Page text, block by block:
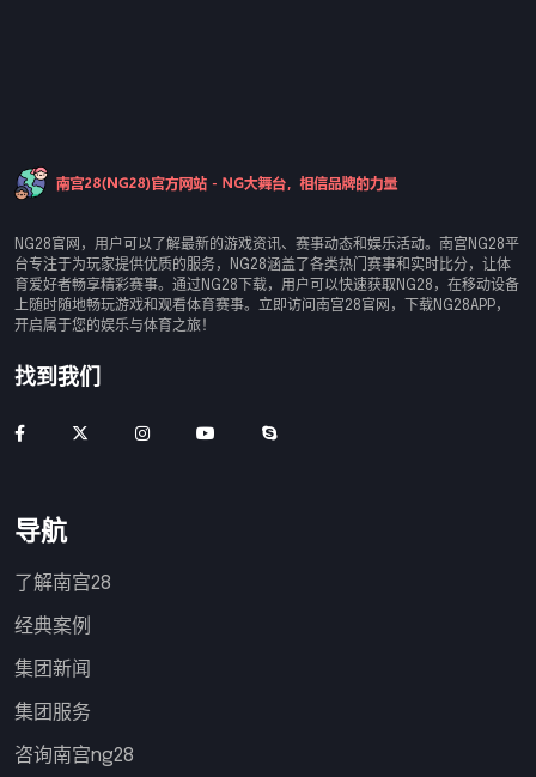
NG28官网，用户可以了解最新的游戏资讯、赛事动态和娱乐活动。南宫NG28平
台专注于为玩家提供优质的服务，NG28涵盖了各类热门赛事和实时比分，让体
育爱好者畅享精彩赛事。通过NG28下载，用户可以快速获取NG28，在移动设备
上随时随地畅玩游戏和观看体育赛事。立即访问南宫28官网，下载NG28APP，
开启属于您的娱乐与体育之旅！
找到我们
导航
了解南宫28
经典案例
集团新闻
集团服务
咨询南宫ng28